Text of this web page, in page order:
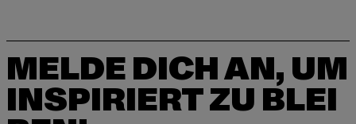
MELDE DICH AN, UM
INSPIRIERT ZU BLEI